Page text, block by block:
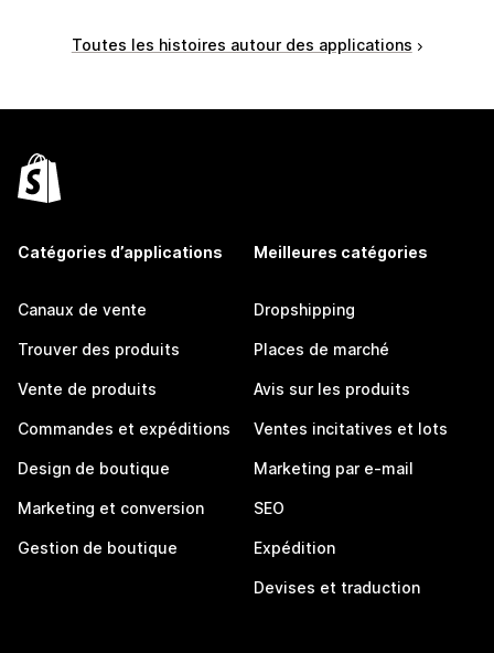
Toutes les histoires autour des applications
Catégories d’applications
Canaux de vente
Trouver des produits
Vente de produits
Commandes et expéditions
Design de boutique
Marketing et conversion
Gestion de boutique
Meilleures catégories
Dropshipping
Places de marché
Avis sur les produits
Ventes incitatives et lots
Marketing par e-mail
SEO
Expédition
Devises et traduction